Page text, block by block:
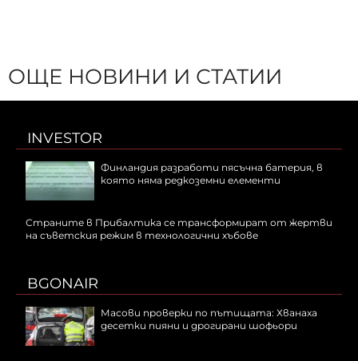
ОЩЕ НОВИНИ И СТАТИИ
INVESTOR
Финландия разработи пясъчна батерия, в
която няма редкоземни елементи
Страните в Прибалтика се трансформират от жертви
на съветския режим в технологични хъбове
BGONAIR
Масови проверки по пътищата: Хванаха
десетки пияни и дрогирани шофьори